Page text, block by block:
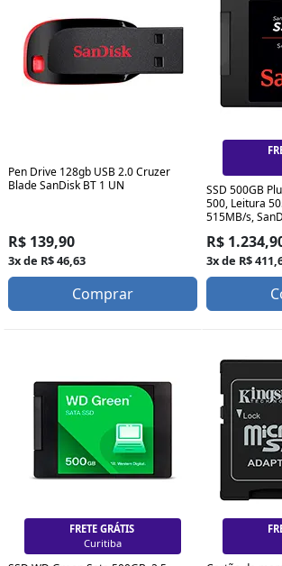
Pen Drive 128gb USB 2.0 Cruzer
Blade SanDisk BT 1 UN
R$ 139,90
3x de R$ 46,63
Comprar
SSD 500GB
500, Leitura
515MB/s,
R$
3x de R$
FRETE GRÁTIS
Curitiba